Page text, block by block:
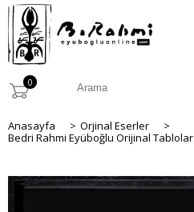
0
Anasayfa > Orjinal Eserler
>
Bedri Rahmi Eyüboğlu Orijinal Tablolar